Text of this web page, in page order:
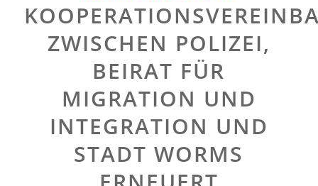
ZWISCHEN POLIZEI,
BEIRAT FÜR
MIGRATION UND
INTEGRATION UND
STADT WORMS